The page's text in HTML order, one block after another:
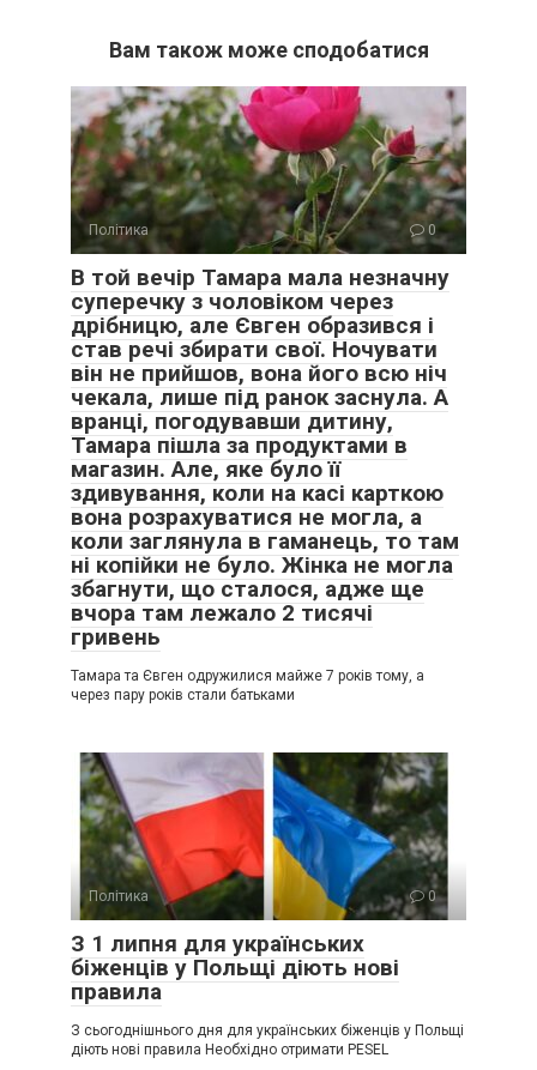
Вам також може сподобатися
Політика 0
В той вечір Тамара мала незначну
суперечку з чоловіком через
дрібницю, але Євген образився і
став речі збирати свої. Ночувати
він не прийшов, вона його всю ніч
чекала, лише під ранок заснула. А
вранці, погодувавши дитину,
Тамара пішла за продуктами в
магазин. Але, яке було її
здивування, коли на касі карткою
вона розрахуватися не могла, а
коли заглянула в гаманець, то там
ні копійки не було. Жінка не могла
збагнути, що сталося, адже ще
вчора там лежало 2 тисячі
гривень
Тамара та Євген одружилися майже 7 років тому, а
через пару років стали батьками
Політика 0
З 1 липня для українських
біженців у Польщі діють нові
правила
З сьогоднішнього дня для українських біженців у Польщі
діють нові правила Необхідно отримати PESEL